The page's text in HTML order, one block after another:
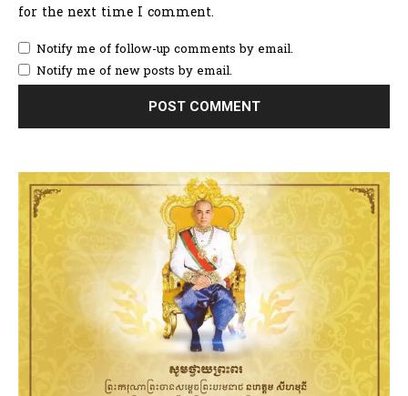
for the next time I comment.
Notify me of follow-up comments by email.
Notify me of new posts by email.